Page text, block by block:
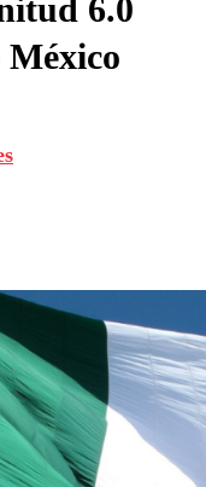
6.0
México